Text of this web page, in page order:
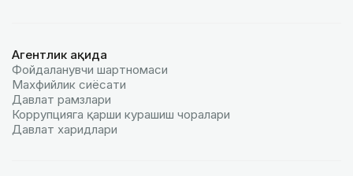
Агентлик ҳақида
Фойдаланувчи шартномаси
Махфийлик сиёсати
Давлат рамзлари
Коррупцияга қарши курашиш чоралари
Давлат харидлари